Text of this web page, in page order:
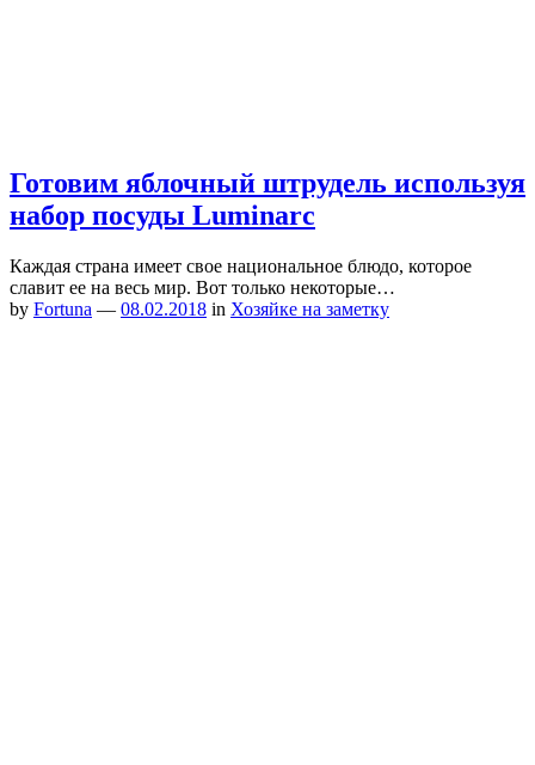
Готовим яблочный штрудель используя
набор посуды Luminarc
Каждая страна имеет свое национальное блюдо, которое
славит ее на весь мир. Вот только некоторые…
by Fortuna — 08.02.2018 in Хозяйке на заметку